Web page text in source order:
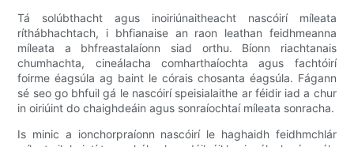
Tá solúbthacht agus inoiriúnaitheacht nascóirí míleata
ríthábhachtach, i bhfianaise an raon leathan feidhmeanna
míleata a bhfreastalaíonn siad orthu. Bíonn riachtanais
chumhachta, cineálacha comharthaíochta agus fachtóirí
foirme éagsúla ag baint le córais chosanta éagsúla. Fágann
sé seo go bhfuil gá le nascóirí speisialaithe ar féidir iad a chur
in oiriúint do chaighdeáin agus sonraíochtaí míleata sonracha.
Is minic a ionchorpraíonn nascóirí le haghaidh feidhmchlár